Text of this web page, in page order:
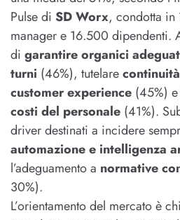
Pulse di SD Worx, condotta in
manager e 16.500 dipendenti.
di garantire organici
turni (46%), tutelare
customer experience (45%)
costi del personale (41%).
driver destinati a incidere
automazione e intelligenza
l’adeguamento a normative
30%).
L’orientamento del mercato è